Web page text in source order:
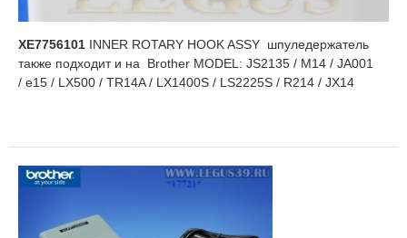
XE7756101 INNER ROTARY HOOK ASSY шпуледержатель
также подходит и на Brother MODEL: JS2135 / M14 / JA001
/ e15 / LX500 / TR14A / LX1400S / LS2225S / R214 / JX14